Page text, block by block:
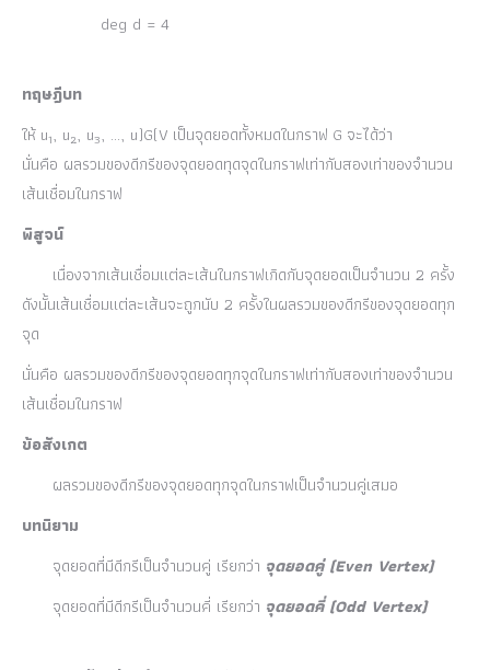
deg d = 4
ทฤษฎีบท
ให้ u1, u2, u3, …, u)G(V เป็นจุดยอดทั้งหมดในกราฟ G จะได้ว่า
นั่นคือ ผลรวมของดีกรีของจุดยอดทุดจุดในกราฟเท่ากับสองเท่าของจำนวน
เส้นเชื่อมในกราฟ
พิสูจน์
เนื่องจากเส้นเชื่อมแต่ละเส้นในกราฟเกิดกับจุดยอดเป็นจำนวน 2 ครั้ง
ดังนั้นเส้นเชื่อมแต่ละเส้นจะถูกนับ 2 ครั้งในผลรวมของดีกรีของจุดยอดทุก
จุด
นั่นคือ ผลรวมของดีกรีของจุดยอดทุกจุดในกราฟเท่ากับสองเท่าของจำนวน
เส้นเชื่อมในกราฟ
ข้อสังเกต
ผลรวมของดีกรีของจุดยอดทุกจุดในกราฟเป็นจำนวนคู่เสมอ
บทนิยาม
จุดยอดที่มีดีกรีเป็นจำนวนคู่ เรียกว่า จุดยอดคู่(Even Vertex)
จุดยอดที่มีดีกรีเป็นจำนวนคี่ เรียกว่า จุดยอดคี่(Odd Vertex)